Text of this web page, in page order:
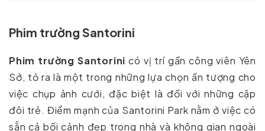
Phim trường Santorini
Phim trường Santorini có vị trí gần công viên Yên
Sở, tỏ ra là một trong những lựa chọn ấn tượng cho
việc chụp ảnh cưới, đặc biệt là đối với những cặp
đôi trẻ. Điểm mạnh của Santorini Park nằm ở việc có
sẵn cả bối cảnh đẹp trong nhà và không gian ngoài